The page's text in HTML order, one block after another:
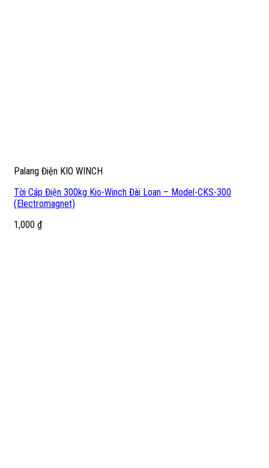
Palang Điện KIO WINCH
Tời Cáp Điện 300kg Kio-Winch Đài Loan – Model-CKS-300
(Electromagnet)
1,000 ₫